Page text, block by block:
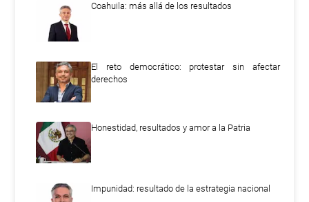
Coahuila: más allá de los resultados
El reto democrático: protestar sin afectar
derechos
Honestidad, resultados y amor a la Patria
Impunidad: resultado de la estrategia nacional